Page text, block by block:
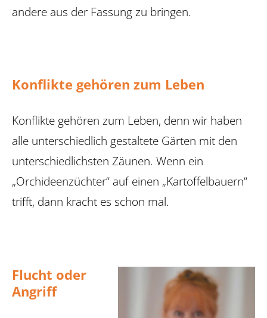
andere aus der Fassung zu bringen.
Konflikte gehören zum Leben
Konflikte gehören zum Leben, denn wir haben
alle unterschiedlich gestaltete Gärten mit den
unterschiedlichsten Zäunen. Wenn ein
„Orchideenzüchter“ auf einen „Kartoffelbauern“
trifft, dann kracht es schon mal.
Flucht oder
Angriff